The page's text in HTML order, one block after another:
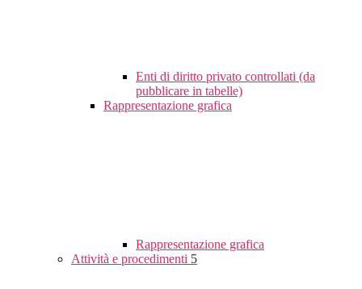
Enti di diritto privato controllati (da
pubblicare in tabelle)
Rappresentazione grafica
Rappresentazione grafica
Attività e procedimenti 5